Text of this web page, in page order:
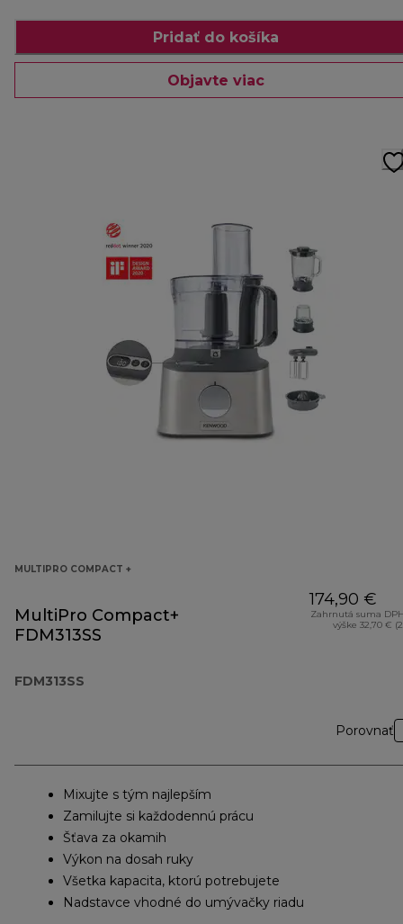
Pridať do košíka
Objavte viac
MULTIPRO COMPACT +
MultiPro Compact+
FDM313SS
FDM313SS
174,90 €
Zahrnutá suma
výške 32,70 €
Porovnať
Mixujte s tým najlepším
Zamilujte si každodennú prácu
Šťava za okamih
Výkon na dosah ruky
Všetka kapacita, ktorú potrebujete
Nadstavce vhodné do umývačky riadu